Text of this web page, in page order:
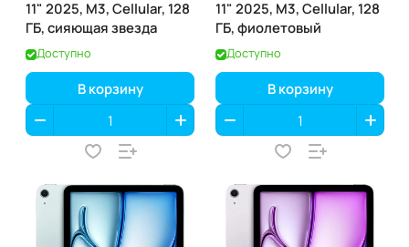
11" 2025, M3, Cellular, 128
ГБ, сияющая звезда
Доступно
В корзину
11" 2025, M3, Cellular, 128
ГБ, фиолетовый
Доступно
В корзину